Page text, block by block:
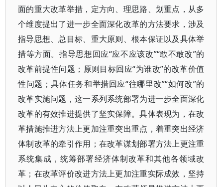
面的重大改革举措，定方向、理思路、划重点，从多
个维度提出了进一步全面深化改革的方法要求，涉及
指导思想、总目标、重大原则、根本保证以及具体举
措等方面。指导思想回应“应不应该改”“敢不敢改”的
改革前提性问题；原则目标回应“为谁改”的改革价值
性问题；具体任务和举措回应“往哪里改”“如何改”的
改革实施问题，这一系列系统部署为进一步全面深化
改革的有效推进提供了坚实保障。具体表现为，在改
革措施推进方法上更加注重突出重点，着重突出经济
体制改革的牵引作用；在改革谋划部署方法上更注重
系统集成，统筹部署经济体制改革和其他各领域改
革；在改革评价改进方法上更加注重实际成效，坚持